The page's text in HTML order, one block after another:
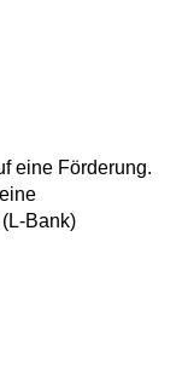
eine Förderung.
Bank)